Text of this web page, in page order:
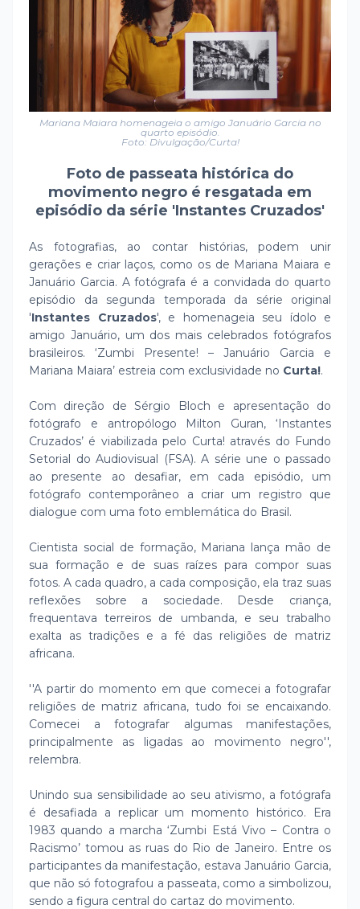
Mariana Maiara homenageia o amigo Januário Garcia no
quarto episódio.
Foto: Divulgação/Curta!
Foto de passeata histórica do
movimento negro é resgatada em
episódio da série 'Instantes Cruzados'
As fotografias, ao contar histórias, podem unir
gerações e criar laços, como os de Mariana Maiara e
Januário Garcia. A fotógrafa é a convidada do quarto
episódio da segunda temporada da série original
'Instantes Cruzados', e homenageia seu ídolo e
amigo Januário, um dos mais celebrados fotógrafos
brasileiros. ‘Zumbi Presente! – Januário Garcia e
Mariana Maiara’ estreia com exclusividade no Curta!.
Com direção de Sérgio Bloch e apresentação do
fotógrafo e antropólogo Milton Guran, ‘Instantes
Cruzados’ é viabilizada pelo Curta! através do Fundo
Setorial do Audiovisual (FSA). A série une o passado
ao presente ao desafiar, em cada episódio, um
fotógrafo contemporâneo a criar um registro que
dialogue com uma foto emblemática do Brasil.
Cientista social de formação, Mariana lança mão de
sua formação e de suas raízes para compor suas
fotos. A cada quadro, a cada composição, ela traz suas
reflexões sobre a sociedade. Desde criança,
frequentava terreiros de umbanda, e seu trabalho
exalta as tradições e a fé das religiões de matriz
africana.
''A partir do momento em que comecei a fotografar
religiões de matriz africana, tudo foi se encaixando.
Comecei a fotografar algumas manifestações,
principalmente as ligadas ao movimento negro'',
relembra.
Unindo sua sensibilidade ao seu ativismo, a fotógrafa
é desafiada a replicar um momento histórico. Era
1983 quando a marcha ‘Zumbi Está Vivo – Contra o
Racismo’ tomou as ruas do Rio de Janeiro. Entre os
participantes da manifestação, estava Januário Garcia,
que não só fotografou a passeata, como a simbolizou,
sendo a figura central do cartaz do movimento.